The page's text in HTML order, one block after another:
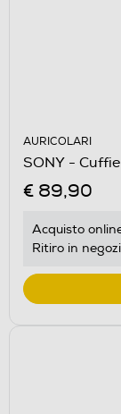
AURICOLARI
SONY -
€ 89,90
Acquisto
Ritiro in